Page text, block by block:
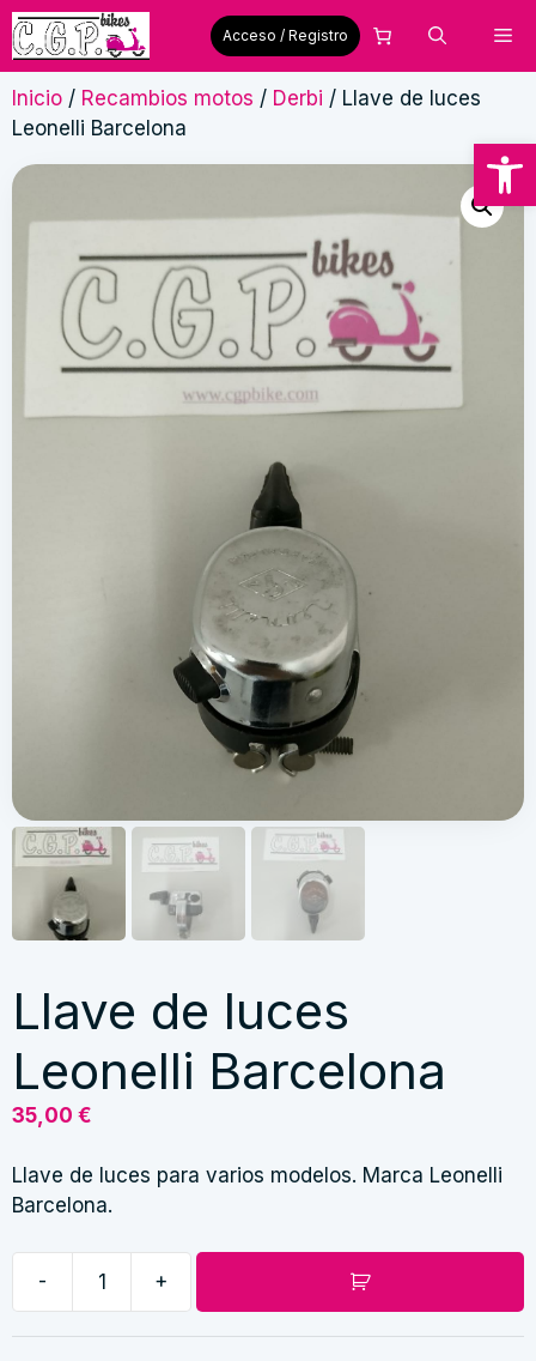
Abrir
Saltar
al
contenido
Acceso / Registro
Inicio / Recambios motos / Derbi / Llave de luces
Leonelli Barcelona
Llave de luces
Leonelli Barcelona
35,00 €
Llave de luces para varios modelos. Marca Leonelli
Barcelona.
- +